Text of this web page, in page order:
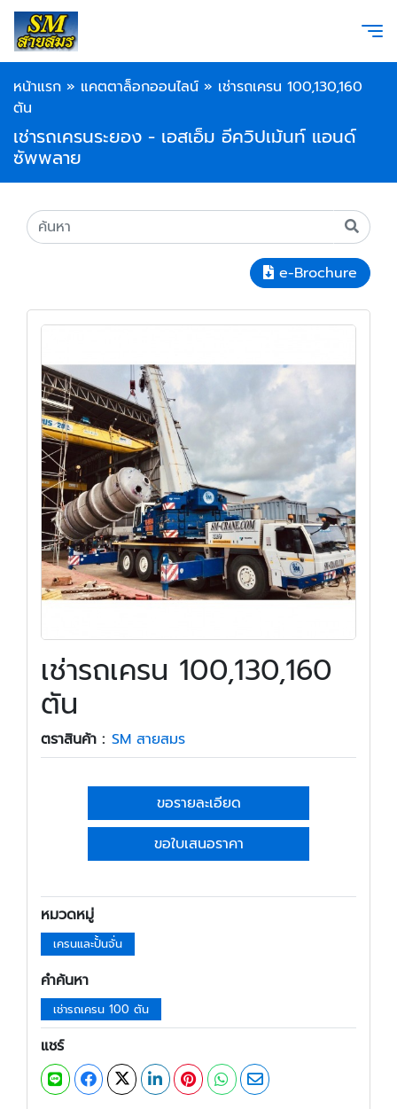
หน้าแรก » แคตตาล็อกออนไลน์ » เช่ารถเครน 100,130,160
ตัน
เช่ารถเครนระยอง - เอสเอ็ม อีควิปเม้นท์ แอนด์
ซัพพลาย
e-Brochure
เช่ารถเครน 100,130,160
ตัน
ตราสินค้า : SM สายสมร
ขอรายละเอียด
ขอใบเสนอราคา
หมวดหมู่
เครนและปั้นจั่น
คำค้นหา
เช่ารถเครน 100 ตัน
แชร์